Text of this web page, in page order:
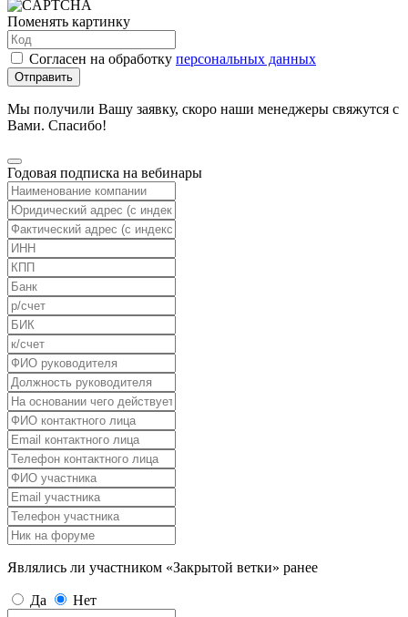
Поменять картинку
Согласен на обработку персональных данных
Отправить
Мы получили Вашу заявку, скоро наши менеджеры свяжутся с
Вами. Спасибо!
Годовая подписка на вебинары
Являлись ли участником «Закрытой ветки» ранее
Да Нет